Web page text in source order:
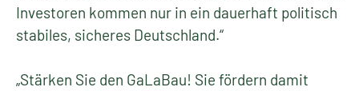
Investoren kommen nur in ein dauerhaft politisch
stabiles, sicheres Deutschland.“
„Stärken Sie den GaLaBau! Sie fördern damit